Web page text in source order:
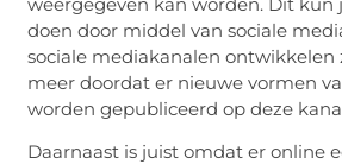
doen door middel van sociale
sociale mediakanalen ontwikkelen
meer doordat er nieuwe vormen
worden gepubliceerd op deze
Daarnaast is juist omdat er online